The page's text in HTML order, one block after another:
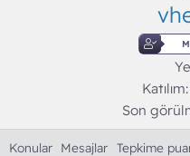
Katılım
Son
Konular Mesajlar Tepkime